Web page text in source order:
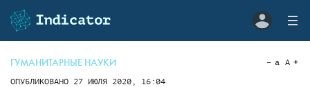
ГУМАНИТАРНЫЕ НАУКИ
ОПУБЛИКОВАНО 27 ИЮЛЯ 2020, 16:04
a A